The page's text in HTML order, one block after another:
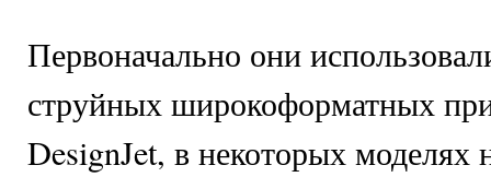
Первоначально они
струйных широкоформатных
DesignJet, в некоторых моделях